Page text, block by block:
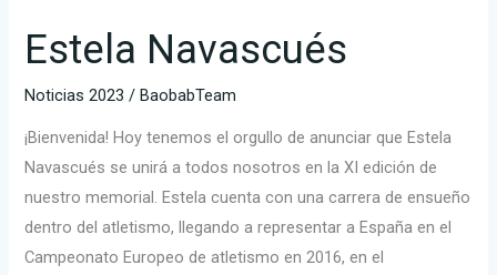
Estela Navascués
Noticias 2023 /BaobabTeam
¡Bienvenida! Hoy tenemos el orgullo de anunciar que Estela
Navascués se unirá a todos nosotros en la XI edición de
nuestro memorial. Estela cuenta con una carrera de ensueño
dentro del atletismo, llegando a representar a España en el
Campeonato Europeo de atletismo en 2016, en el